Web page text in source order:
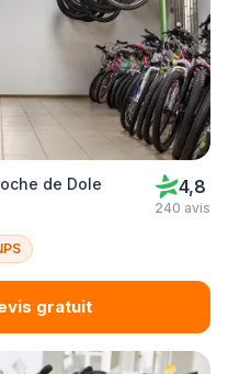
de Dole 4,8
240 avis
gratuit